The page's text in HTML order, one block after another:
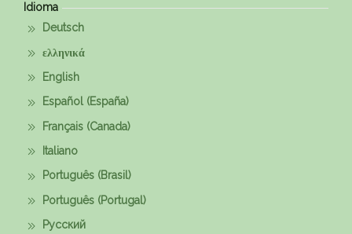
Idioma
Deutsch
ελληνικά
English
Español (España)
Français (Canada)
Italiano
Português (Brasil)
Português (Portugal)
Русский